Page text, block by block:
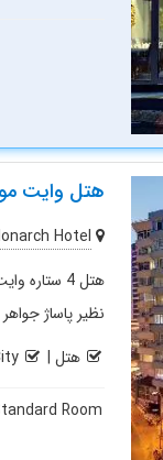
هتل وایت
Hotel
هتل 4
نظیر پاساژ
هتل |
City
Room